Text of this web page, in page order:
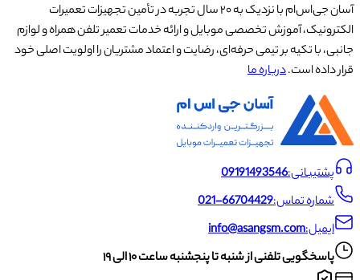
آسان جی‌اس‌ام با نزدیک به ۲۰ سال تجربه در تأمین تجهیزات تعمیرات
الکترونیک، آموزش تخصصی موبایل و ارائه خدمات تعمیر تلفن همراه و لوازم
جانبی، با تکیه بر تیمی حرفه‌ای، رضایت و اعتماد مشتریان را اولویت اصلی خود
قرار داده است.درباره ما
پشتیبانی:09191493546
شماره تماس:021-66704429
ایمیل:info@asangsm.com
پاسخگویی تلفنی از شنبه تا پنجشنبه ساعت ۱۰ الی ۱۹